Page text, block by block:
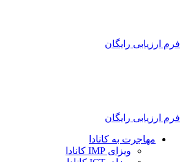
فرم ارزیابی رایگان
فرم ارزیابی رایگان
مهاجرت به کانادا
ویزای IMP کانادا